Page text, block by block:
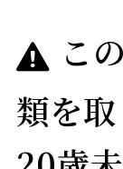
こ
類を取